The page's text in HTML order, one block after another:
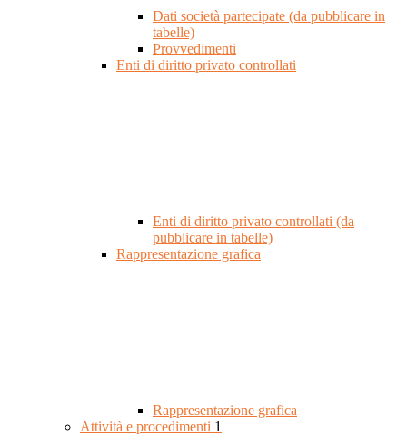
Dati società partecipate (da pubblicare in
tabelle)
Provvedimenti
Enti di diritto privato controllati
Enti di diritto privato controllati (da
pubblicare in tabelle)
Rappresentazione grafica
Rappresentazione grafica
Attività e procedimenti 1